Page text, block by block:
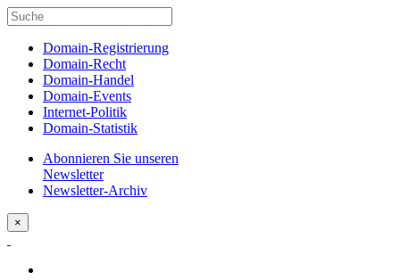
Domain-Registrierung
Domain-Recht
Domain-Handel
Domain-Events
Internet-Politik
Domain-Statistik
Abonnieren Sie unseren
Newsletter
Newsletter-Archiv
×